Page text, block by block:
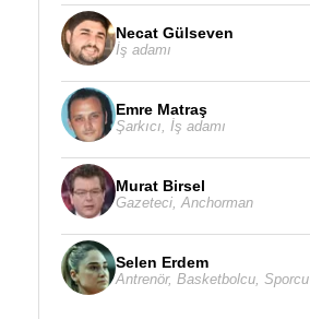
Necat Gülseven
İş adamı
Emre Matraş
Şarkıcı İş adamı
Murat Birsel
Gazeteci, Anchorman
Selen Erdem
Antrenör, Basketbolcu, Sporcu